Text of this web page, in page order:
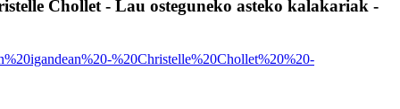
Chollet - Lau osteguneko asteko kalakariak -